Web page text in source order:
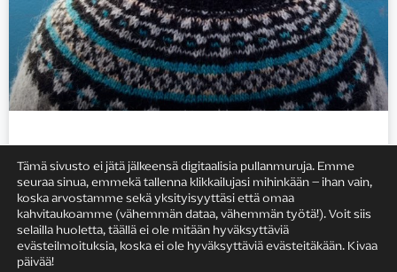
Aito islantilainen villapaita – näin
tunnistat aidon
LUE LISÄÄ »
Tämä sivusto ei jätä jälkeensä digitaalisia pullanmuruja. Emme
seuraa sinua, emmekä tallenna klikkailujasi mihinkään – ihan vain,
koska arvostamme sekä yksityisyyttäsi että omaa
kahvitaukoamme (vähemmän dataa, vähemmän työtä!). Voit siis
selailla huoletta, täällä ei ole mitään hyväksyttäviä
evästeilmoituksia, koska ei ole hyväksyttäviä evästeitäkään. Kivaa
päivää!